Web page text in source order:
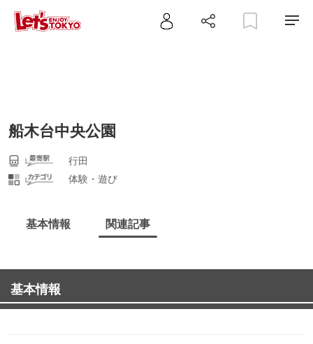
船木台中央公園
行田
体験・遊び
基本情報 関連記事
基本情報